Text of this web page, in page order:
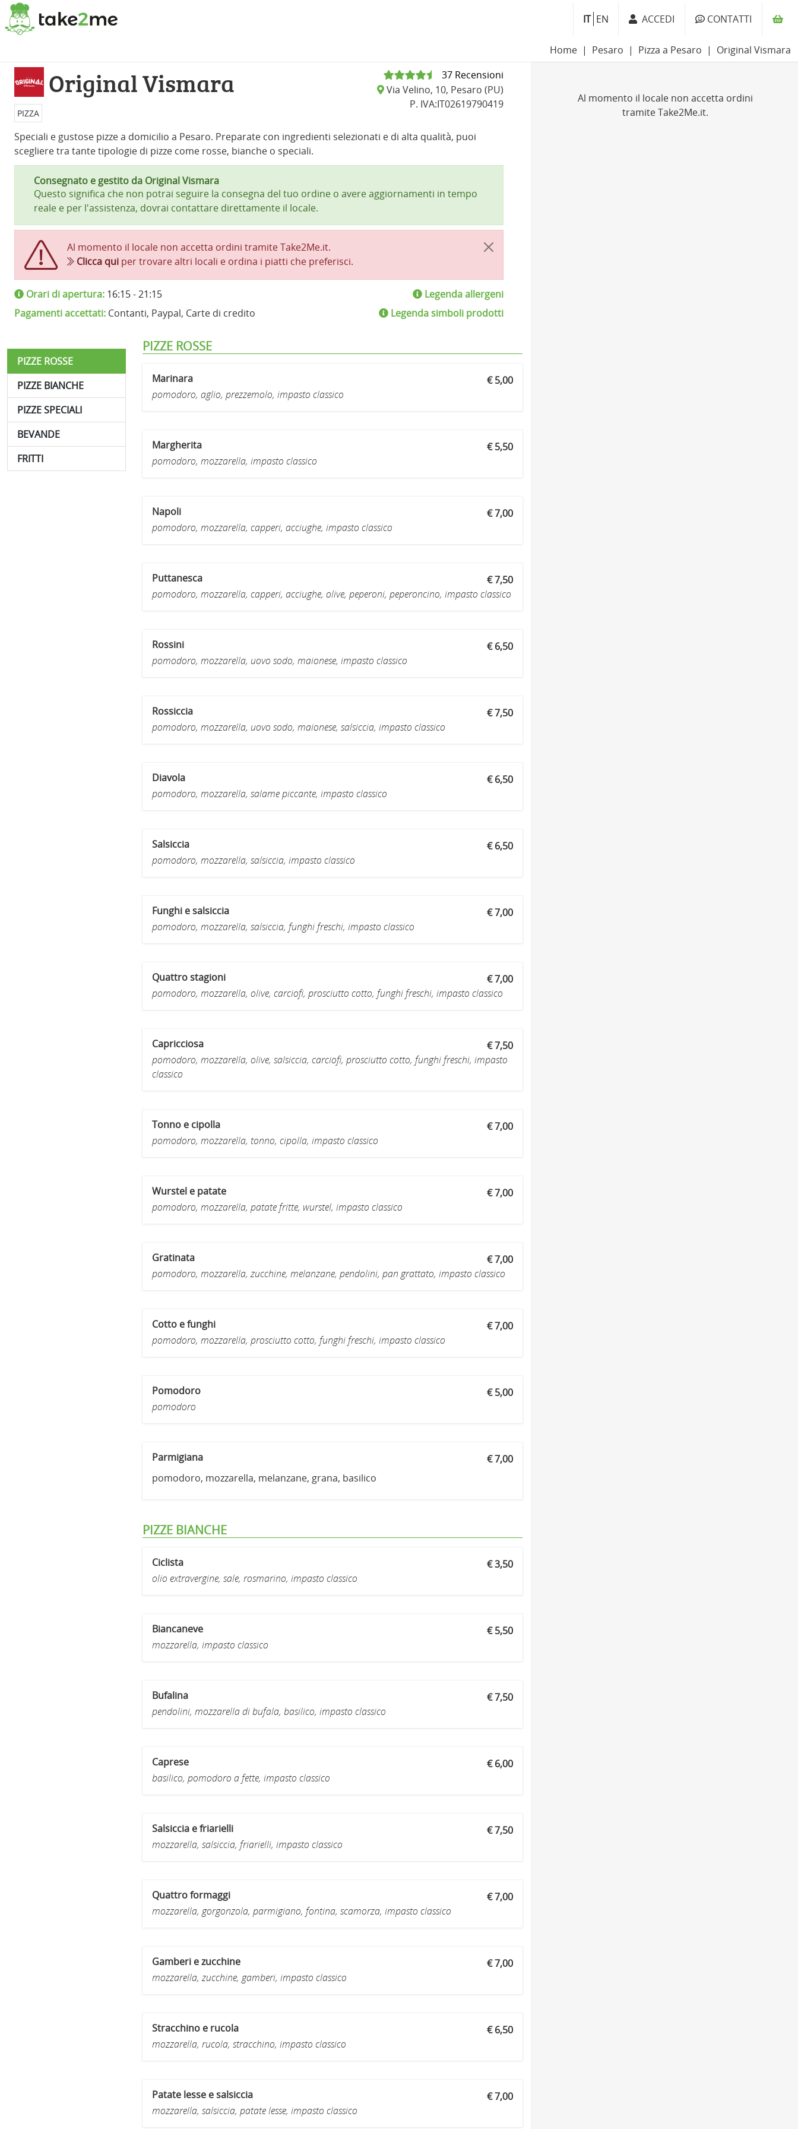
IT EN ACCEDI CONTATTI
Home Pesaro Pizza a Pesaro Original Vismara
Original Vismara
PIZZA
37 Recensioni
Via Velino, 10, Pesaro (PU)
P. IVA:IT02619790419
Speciali e gustose pizze a domicilio a Pesaro. Preparate con ingredienti selezionati e di alta qualità, puoi
scegliere tra tante tipologie di pizze come rosse, bianche o speciali.
Consegnato e gestito da Original Vismara
Questo significa che non potrai seguire la consegna del tuo ordine o avere aggiornamenti in tempo
reale e per l'assistenza, dovrai contattare direttamente il locale.
Al momento il locale non accetta ordini tramite Take2Me.it.
Clicca qui per trovare altri locali e ordina i piatti che preferisci.
Orari di apertura: 16:15 - 21:15
Pagamenti accettati: Contanti, Paypal, Carte di credito
Legenda allergeni
Legenda simboli prodotti
PIZZE ROSSE
PIZZE BIANCHE
PIZZE SPECIALI
BEVANDE
FRITTI
PIZZE ROSSE
Marinara
€ 5,00
pomodoro, aglio, prezzemolo, impasto classico
Margherita
€ 5,50
pomodoro, mozzarella, impasto classico
Napoli
€ 7,00
pomodoro, mozzarella, capperi, acciughe, impasto classico
Puttanesca
€ 7,50
pomodoro, mozzarella, capperi, acciughe, olive, peperoni, peperoncino, impasto classico
Rossini
€ 6,50
pomodoro, mozzarella, uovo sodo, maionese, impasto classico
Rossiccia
€ 7,50
pomodoro, mozzarella, uovo sodo, maionese, salsiccia, impasto classico
Diavola
€ 6,50
pomodoro, mozzarella, salame piccante, impasto classico
Salsiccia
€ 6,50
pomodoro, mozzarella, salsiccia, impasto classico
Funghi e salsiccia
€ 7,00
pomodoro, mozzarella, salsiccia, funghi freschi, impasto classico
Quattro stagioni
€ 7,00
pomodoro, mozzarella, olive, carciofi, prosciutto cotto, funghi freschi, impasto classico
Capricciosa
€ 7,50
pomodoro, mozzarella, olive, salsiccia, carciofi, prosciutto cotto, funghi freschi, impasto
classico
Tonno e cipolla
€ 7,00
pomodoro, mozzarella, tonno, cipolla, impasto classico
Wurstel e patate
€ 7,00
pomodoro, mozzarella, patate fritte, wurstel, impasto classico
Gratinata
€ 7,00
pomodoro, mozzarella, zucchine, melanzane, pendolini, pan grattato, impasto classico
Cotto e funghi
€ 7,00
pomodoro, mozzarella, prosciutto cotto, funghi freschi, impasto classico
Pomodoro
€ 5,00
pomodoro
Parmigiana
€ 7,00
pomodoro, mozzarella, melanzane, grana, basilico
PIZZE BIANCHE
Ciclista
€ 3,50
olio extravergine, sale, rosmarino, impasto classico
Biancaneve
€ 5,50
mozzarella, impasto classico
Bufalina
€ 7,50
pendolini, mozzarella di bufala, basilico, impasto classico
Caprese
€ 6,00
basilico, pomodoro a fette, impasto classico
Salsiccia e friarielli
€ 7,50
mozzarella, salsiccia, friarielli, impasto classico
Quattro formaggi
€ 7,00
mozzarella, gorgonzola, parmigiano, fontina, scamorza, impasto classico
Gamberi e zucchine
€ 7,00
mozzarella, zucchine, gamberi, impasto classico
Stracchino e rucola
€ 6,50
mozzarella, rucola, stracchino, impasto classico
Patate lesse e salsiccia
€ 7,00
mozzarella, salsiccia, patate lesse, impasto classico
Al momento il locale non accetta ordini
tramite Take2Me.it.